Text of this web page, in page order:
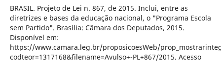
BRASIL. Projeto de Lei n. 867, de 2015. Inclui, entre as
diretrizes e bases da educação nacional, o "Programa Escola
sem Partido". Brasília: Câmara dos Deputados, 2015.
Disponível em:
https://www.camara.leg.br/proposicoesWeb/
codteor=1317168&filename=Avulso+-PL+867/2015. Acesso